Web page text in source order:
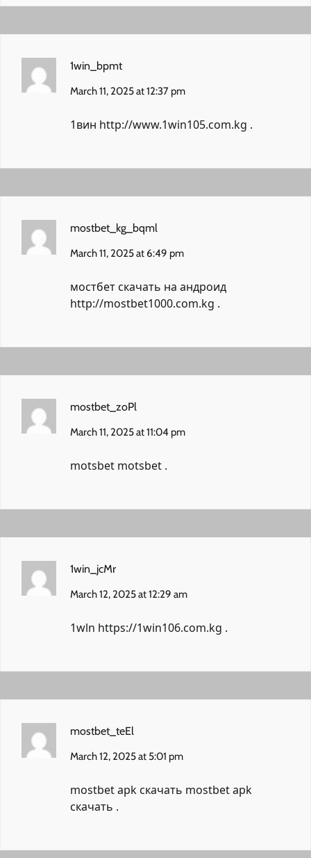
1win_bpmt
March 11, 2025 at 12:37 pm
1вин http://www.1win105.com.kg .
mostbet_kg_bqml
March 11, 2025 at 6:49 pm
мостбет скачать на андроид
http://mostbet1000.com.kg .
mostbet_zoPl
March 11, 2025 at 11:04 pm
motsbet motsbet .
1win_jcMr
March 12, 2025 at 12:29 am
1wln https://1win106.com.kg .
mostbet_teEl
March 12, 2025 at 5:01 pm
mostbet apk скачать mostbet apk
скачать .